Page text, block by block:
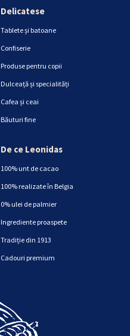
Delicatese
Tablete și batoane
Confiserie
Produse pentru copii
Dulceață și specialități
Cafea și ceai
Băuturi fine
De ce Leonidas
100% unt de cacao
100% realizate în Belgia
0% ulei de palmier
Ingrediente proaspete
Tradiție din 1913
Cadouri premium